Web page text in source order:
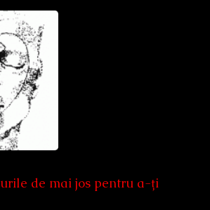
de mai jos pentru a-ți